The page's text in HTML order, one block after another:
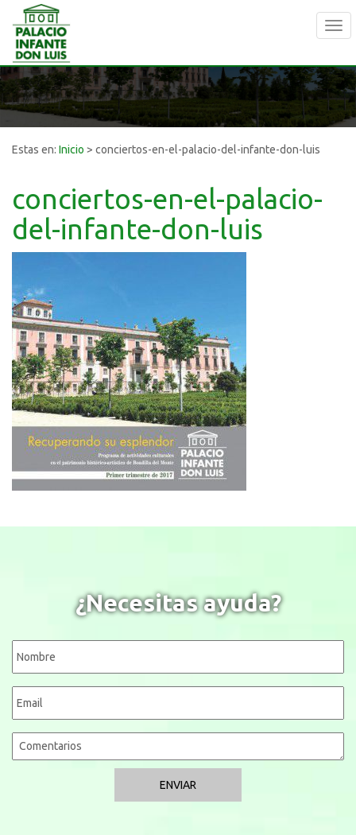
Estas en: Inicio > conciertos-en-el-palacio-del-infante-don-luis
conciertos-en-el-palacio-
del-infante-don-luis
¿Necesitas ayuda?